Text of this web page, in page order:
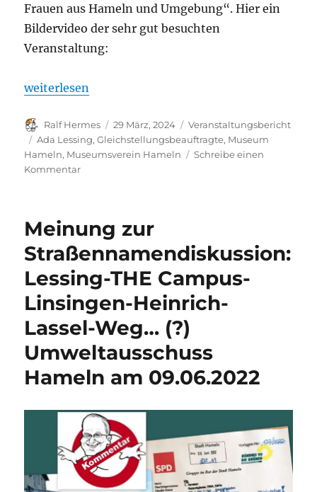
Frauen aus Hameln und Umgebung“. Hier ein
Bildervideo der sehr gut besuchten
Veranstaltung:
„Rückblick: Ausstellungseröffnung „Couragierte
weiterlesen
Autor
Ralf Hermes
Veröffentlicht
am
29 März, 2024 Kategorien
Veranstaltungsbericht
Schlagwörter
Ada Lessing,Gleichstellungsbeauftragte, Museum
Hameln, Museumsverein Hameln
Schreibe einen
Kommentarzu
Frauen“
Museum
Hameln
Meinung zur
Straßennamendiskussion:
Lessing-THE Campus-
Linsingen-Heinrich-
Lassel-Weg… (?)
Umweltausschuss
Hameln am 09.06.2022